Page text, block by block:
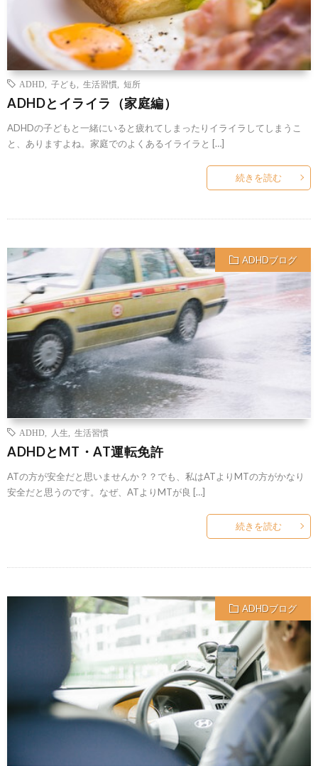
ADHD 子ども 生活習慣 短所
ADHDとイライラ（家庭編）
ADHDの子どもと一緒にいると疲れてしまったりイライラしてしまうこ
と、ありますよね。家庭でのよくあるイライラと […]
続きを読む
ADHDブログ
ADHD 人生 生活習慣
ADHDとMT・AT運転免許
ATの方が安全だと思いませんか？？でも、私はATよりMTの方がかなり
安全だと思うのです。なぜ、ATよりMTが良 […]
続きを読む
ADHDブログ